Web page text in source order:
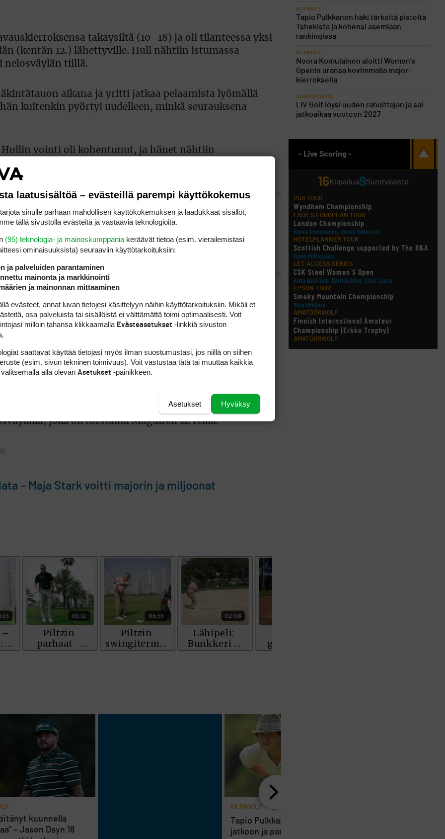
takaysiltä (10–18) ja oli tilanteessa yksi
(kentän 12.) lähettyville. Hull nähtiin istumassa
nelosväylän tiillä.
aikana ja yritti jatkaa pelaamista lyömällä
kuitenkin pyörtyi uudelleen, minkä seurauksena
vointi oli kohentunut, ja hänet nähtiin
tiloissa.
the Evian after collapsing on the fourth tee twice. Golf
suffering from a virus.pic.twitter.com/f45WnAfeKt
(@GolfweekNichols)July 10, 2025
hän sijoittui Women’s U.S. Openissa ja Women’s PGA
Hull oli Evian Championshipissä kolmas.
muassa Ranskan Celine Boutierin ja Ruotsin Maja
Hän on voittanut urallaan kuusi
johtavat tasatuloksella, 65 (-6), Irlannin Leona
Kupcho sekä Australian Gabriela Ruffels ja Grace Kim.
joka oli torstaina Maguiren 11. reikä.
– Maja Stark voitti majorin ja miljoonat
kuunnella
– Jason Dayn 18
KILPAGOLF
Tapio Pulkkanen eteni
jatkoon ja paransi rutkasti
KILPAGOLF
Tapio Pulkkanen haki tärkeitä pisteitä
Tshekistä ja kohensi asemiaan
rankingissa
KILPAGOLF
Noora Komulainen aloitti Women’s
Openin uransa kovimmalla major-
kierroksella
AJANKOHTAISTA
LIV Golf löysi uuden rahoittajan ja sai
jatkoaikaa vuoteen 2027
- Live Scoring -
16Kilpailua9Suomalaista
PGA TOUR
Wyndham Championship
LADIES EUROPEAN TOUR
London Championship
Noora Komulainen, Ursula Wikström
HOTELPLANNER TOUR
Scottish Challenge supported by The R&A
Tapio Pulkkanen
LET ACCESS SERIES
CSK Steel Women´S Open
Anna Backman, Katri Bakker, Elina Saksa
EPSON TOUR
Smoky Mountain Championship
Kiira Riihijärvi
AMATÖÖRIGOLF
Finnish International Amateur
Championship (Erkko Trophy)
AMATÖÖRIGOLF
Finnish International Ladies' Amateur
laatusisältöä – evästeillä parempi käyttökokemus
sinulle parhaan mahdollisen käyttökokemuksen ja laadukkaat sisällöt,
tällä sivustolla evästeitä ja vastaavia teknologioita.
(95) teknologia- ja mainoskumppania keräävät tietoa (esim. vierailemis­tasi
ominaisuuk­sista) seuraaviin käyttötarkoituksiin:
ja palveluiden parantaminen
mainonta ja markkinointi
ja mainonnan mittaaminen
evästeet, annat luvan tietojesi käsittelyyn näihin käyttötarkoituksiin. Mikäli et
osa palveluista tai sisällöistä ei välttämättä toimi optimaalisesti. Voit
milloin tahansa klikkaamalla Evästeasetukset -linkkiä sivuston
saattavat käyttää tietojasi myös ilman suostumustasi, jos niillä on siihen
(esim. sivun tekninen toimivuus). Voit vastustaa tätä tai muuttaa kaikkia
alla olevan Asetukset -painikkeen.
Hyväksy
Asetukset